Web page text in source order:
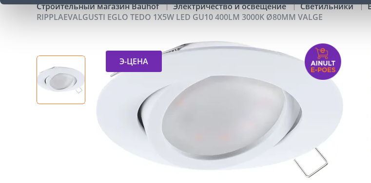
Строительный магазин Bauhof Электричество и освещение Светильники
RIPPLAEVALGUSTI EGLO TEDO 1X5W LED GU10 400LM 3000K Ø80MM VALGE
Э-ЦЕНА